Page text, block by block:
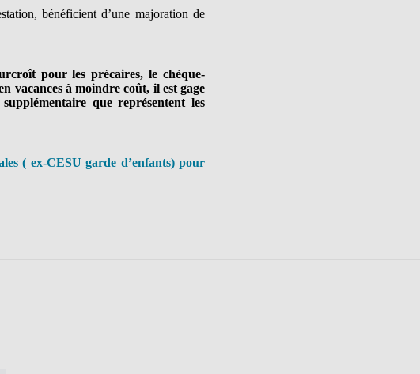
bénéficient d’une majoration de
pour les précaires, le chèque-
vacances à moindre coût, il est gage
que représentent les
( ex-CESU garde d’enfants) pour